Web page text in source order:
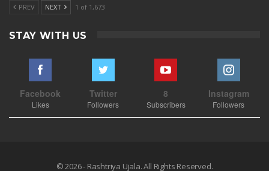
PREV NEXT 1 of 1,673
STAY WITH US
Facebook
Likes
Twitter
Followers
8
Subscribers
Instagram
Followers
© 2026 - Rashtriya Ujala. All Rights Reserved.